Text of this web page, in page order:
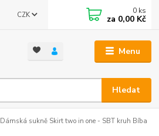
Menu
CZK
Hledat
0 ks
za 0,00 Kč
Dámská sukně Skirt two in one - SBT kruh Bíba